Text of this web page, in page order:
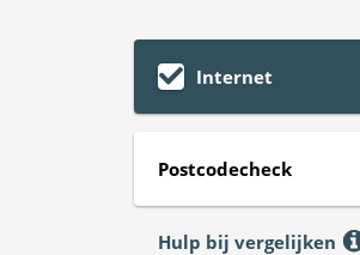
Internet
Postcodecheck
Hulp bij vergelijken